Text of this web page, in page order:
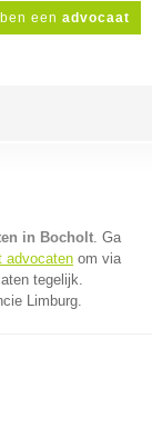
ben een advocaat
in Bocholt. Ga
advocaten om via
tegelijk.
Limburg.